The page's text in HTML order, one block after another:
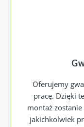
Oferujemy
pracę. Dzięki
montaż
jakichkolwiek